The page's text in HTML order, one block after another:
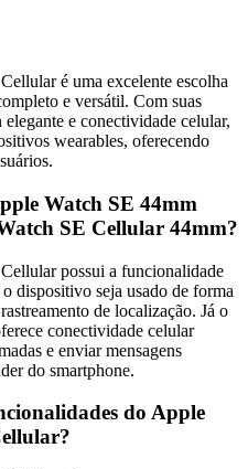
é uma excelente escolha
e versátil. Com suas
e conectividade celular,
wearables, oferecendo
Watch SE 44mm
SE Cellular 44mm?
possui a funcionalidade
dispositivo seja usado de forma
de localização. Já o
conectividade celular
e enviar mensagens
do smartphone.
do Apple